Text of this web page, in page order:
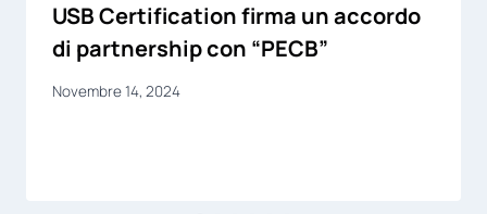
USB Certification firma un accordo
di partnership con “PECB”
Novembre 14, 2024